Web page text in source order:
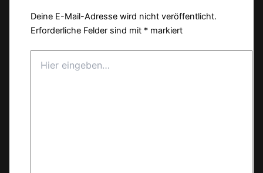
Deine E-Mail-Adresse wird nicht veröffentlicht.
Erforderliche Felder sind mit * markiert
eingeben…